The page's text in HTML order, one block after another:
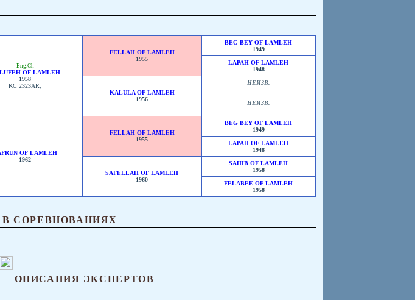
Eng.Ch
OF LAMLEH
1958
KC 2323AR,
FELLAH OF LAMLEH
1955
BEG BEY OF LAMLEH
1949
LAPAH OF LAMLEH
1948
KALULA OF LAMLEH
1956
НЕИЗВ.
НЕИЗВ.
OF LAMLEH
1962
FELLAH OF LAMLEH
1955
BEG BEY OF LAMLEH
1949
LAPAH OF LAMLEH
1948
SAFELLAH OF LAMLEH
1960
SAHIB OF LAMLEH
1958
FELABEE OF LAMLEH
1958
СОРЕВНОВАНИЯХ
ОПИСАНИЯ ЭКСПЕРТОВ